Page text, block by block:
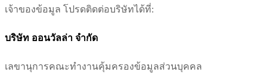
เจ้าของข้อมูล โปรดติดต่อบริษัทได้ที่:
บริษัท ออนวัลล่า จำกัด
เลขานุการคณะทำงานคุ้มครองข้อมูลส่วนบุคคล